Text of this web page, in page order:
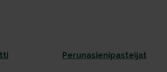
Perunasienipasteijat